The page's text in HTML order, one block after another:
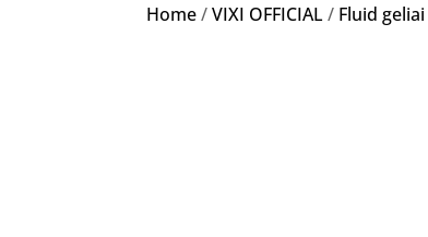
Home/VIXI OFFICIAL/ Fluid geliai